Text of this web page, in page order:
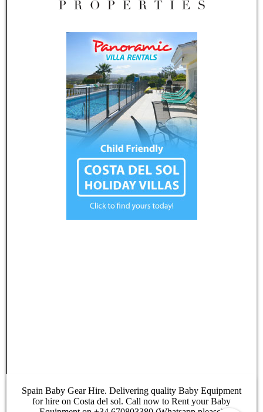
Spain Baby Gear Hire. Delivering quality Baby Equipment
for hire on Costa del sol. Call now to Rent your Baby